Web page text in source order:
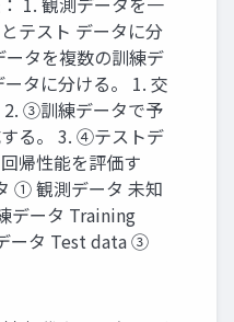
テスト データに分
ータを複数の訓練デ
タに分ける。 1. 交
2. ③訓練データで予
る。 3. ④テストデ
帰性能を評価す
① 観測データ 未知
データ Training
ータ Test data ③